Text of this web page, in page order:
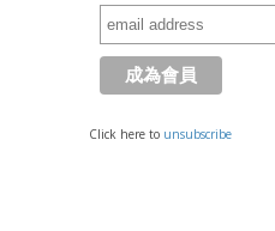
Click here to unsubscribe